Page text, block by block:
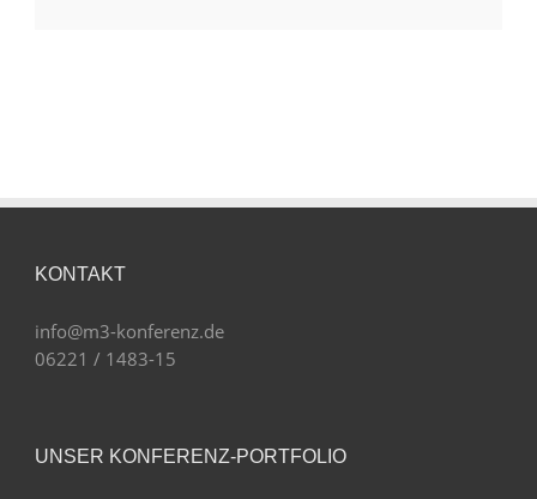
KONTAKT
info@m3-konferenz.de
06221 / 1483-15
UNSER KONFERENZ-PORTFOLIO